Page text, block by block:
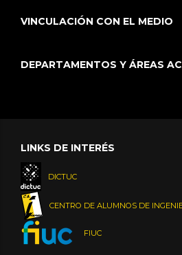
VINCULACIÓN CON EL MEDIO
DEPARTAMENTOS Y ÁREAS
LINKS DE INTERÉS
DICTUC
CENTRO DE ALUMNOS DE
FIUC